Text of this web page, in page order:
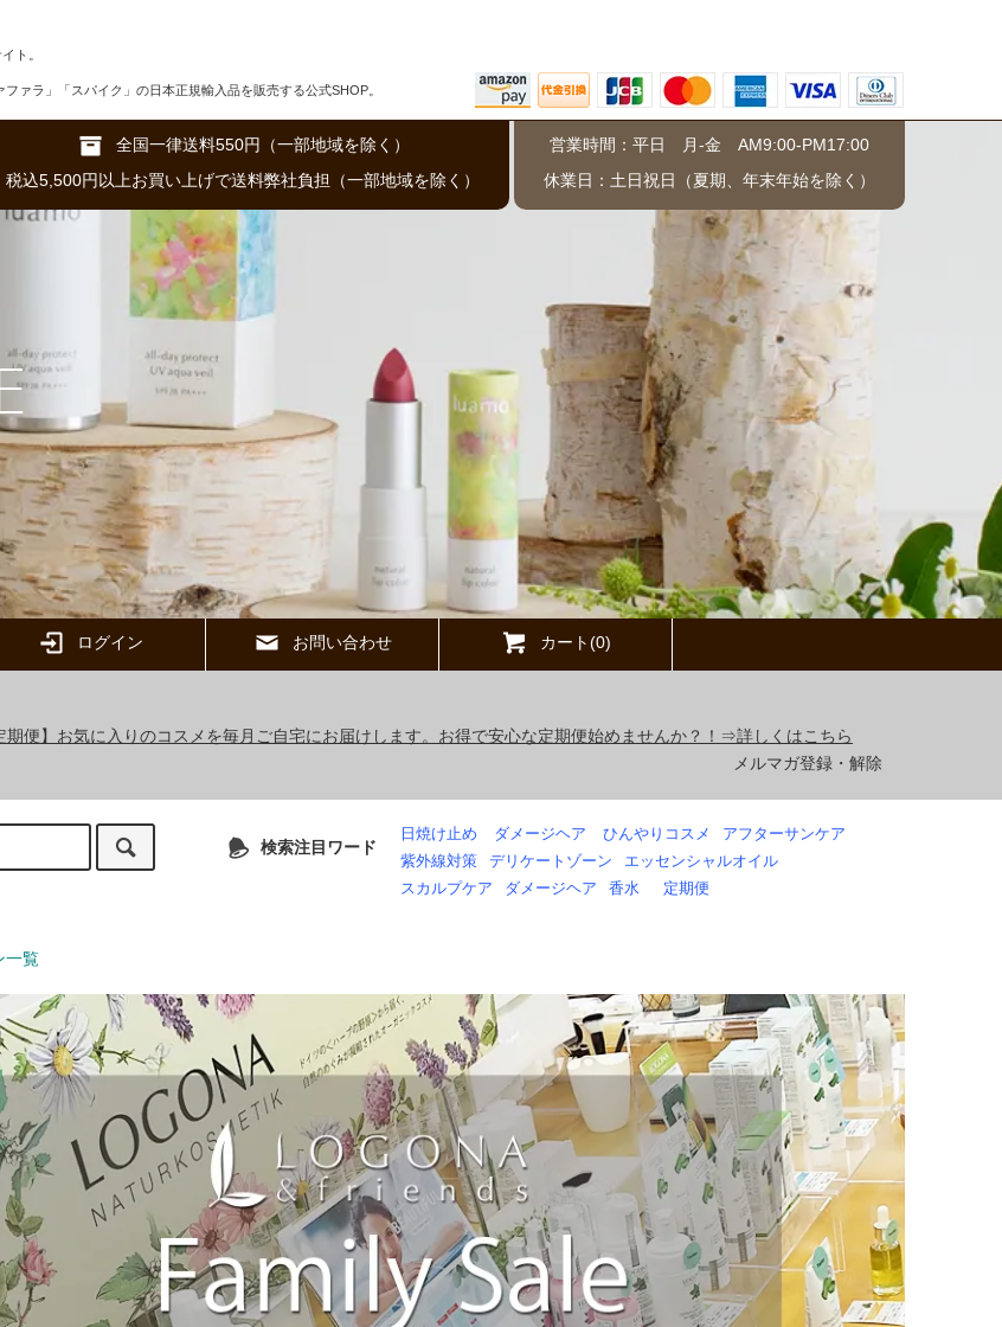
ト。
ァラ」「スパイク」の日本正規輸入品を販売する公式SHOP。
全国一律送料550円（一部地域を除く）
税込5,500円以上お買い上げで送料弊社負担（一部地域を除く）
営業時間：平日 月-金 AM9:00-PM17:00
休業日：土日祝日（夏期、年末年始を除く）
ログイン お問い合わせ カート(0)
便】お気に入りのコスメを毎月ご自宅にお届けします。お得で安心な定期便始めませんか？！⇒詳しくはこちら
メルマガ登録・解除
検索注目ワード
日焼け止め ダメージヘア ひんやりコスメ
アフターサンケア
紫外線対策
デリケートゾーン
エッセンシャルオイル
スカルプケア
ダメージヘア 香水 定期便
一覧